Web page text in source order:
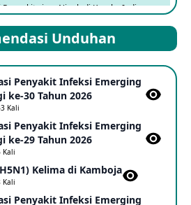
virus Nipah di Kerala, India
Taiwan
2026
PHEIC Penyakit Ebola
23 May 2026
Penyakit Ebola di RD Kongo dan
PHEIC
Unduhan
Penyakit Infeksi Emerging
ke-30 Tahun 2026
Kali
Penyakit Infeksi Emerging
ke-29 Tahun 2026
Kali
Kelima di Kamboja​
Kali
Penyakit Infeksi Emerging